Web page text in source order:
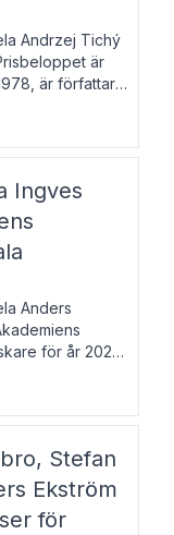
Andrzej Tichý
är
är författare
med den
Ingves
Anders
för år 2026.
mottagare.
Stefan
Ekström
för